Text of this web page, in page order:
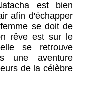
est bien
afin d'échapper
se doit de
rêve est sur le
se retrouve
une aventure
de la célèbre